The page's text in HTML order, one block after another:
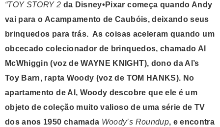
“TOY STORY 2 da Disney•Pixar começa quando Andy
vai para o Acampamento de Caubóis, deixando seus
brinquedos para trás. As coisas aceleram quando um
obcecado colecionador de brinquedos, chamado Al
McWhiggin (voz de WAYNE KNIGHT), dono da Al’s
Toy Barn, rapta Woody (voz de TOM HANKS). No
apartamento de Al, Woody descobre que ele é um
objeto de coleção muito valioso de uma série de TV
dos anos 1950 chamada Woody’s Roundup, e encontra